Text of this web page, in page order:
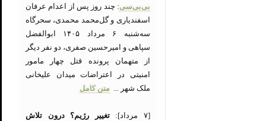
بی‌بی‌سی: چند روز پس از اعدام عرفان
اسفندیاری و گل‌محمد محمدی، سحرگاه
سه‌شنبه ۶ مرداد ۱۴۰۵ ابوالفضل
سپاهی و امیرحسین صفری، دو نفر دیگر
از متهمان پرونده قتل چهار مامور
امنیتی در اعتراضات میدان علیخانی
ملک شهر ... متن کامل
[۷ مرداد]:
تغییر رژیم؟ درون تلاش